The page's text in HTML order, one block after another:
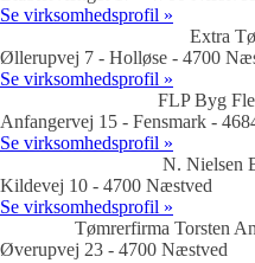
Se virksomhedsprofil »
Extra
Øllerupvej 7 - Holløse - 4700
Se virksomhedsprofil »
FLP Byg
Anfangervej 15 - Fensmark -
Se virksomhedsprofil »
N. Nielsen
Kildevej 10 - 4700 Næstved
Se virksomhedsprofil »
Tømrerfirma Torsten
Øverupvej 23 - 4700 Næstved